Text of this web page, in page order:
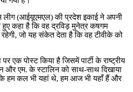
लीग (आईयूएमएल) की प्रदेश इकाई ने अपनी
हुए कहा है कि वह द्रविड़ मुनेत्र कषगम
जो यह संकेत देता है कि वह टीवीके को
एक पोस्ट किया है जिसमें पार्टी के राष्ट्रीय
और एम. के स्टालिन को साथ-साथ दिखाया
हम कल भी यहां थे, हम आज भी यहाँ हैं और